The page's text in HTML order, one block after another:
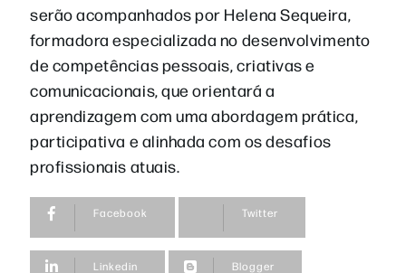
serão acompanhados por Helena Sequeira,
formadora especializada no desenvolvimento
de competências pessoais, criativas e
comunicacionais, que orientará a
aprendizagem com uma abordagem prática,
participativa e alinhada com os desafios
profissionais atuais.
Facebook Twitter
Linkedin Blogger